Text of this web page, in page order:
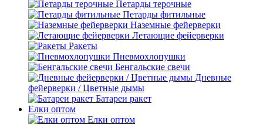
Петарды терочные
Петарды фитильные
Наземные фейерверки
Летающие фейерверки
Ракеты
Пневмохлопушки
Бенгальские свечи
Дневные
фейерверки / Цветные дымы
Батареи ракет
Елки оптом
Елки оптом